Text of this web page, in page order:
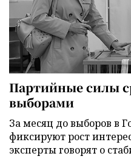
Партийные силы
выборами
За месяц до выборов в
фиксируют рост
эксперты говорят о